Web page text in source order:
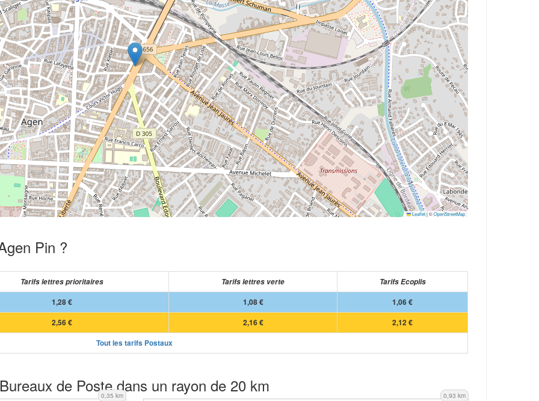
Leaflet|©OpenStreetMap
Pin ?
Tarifs lettres prioritaires Tarifs lettres verte
Tarifs Ecoplis
1,28 €
1,08 €
1,06 €
2,56 €
2,16 €
2,12 €
Tout les tarifs Postaux
Bureaux de Poste dans un rayon de 20 km
0,35 km 0,93 km